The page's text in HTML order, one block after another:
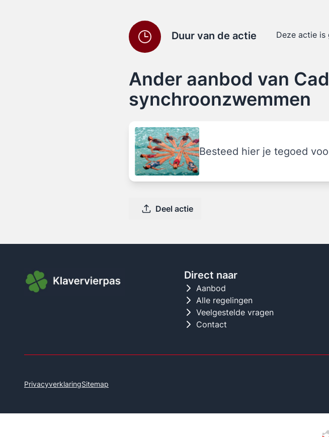
Duur van de actie Deze actie is
Ander aanbod van
synchroonzwemmen
Besteed hier je tegoed
Deel actie
Direct naar
Aanbod
Alle regelingen
Veelgestelde vragen
Contact
PrivacyverklaringSitemap